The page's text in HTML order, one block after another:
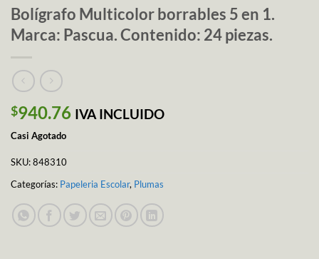
Bolígrafo Multicolor borrables 5 en 1.
Marca: Pascua. Contenido: 24 piezas.
$940.76 IVA INCLUIDO
Casi Agotado
SKU:848310
Categorías: Papeleria Escolar, Plumas